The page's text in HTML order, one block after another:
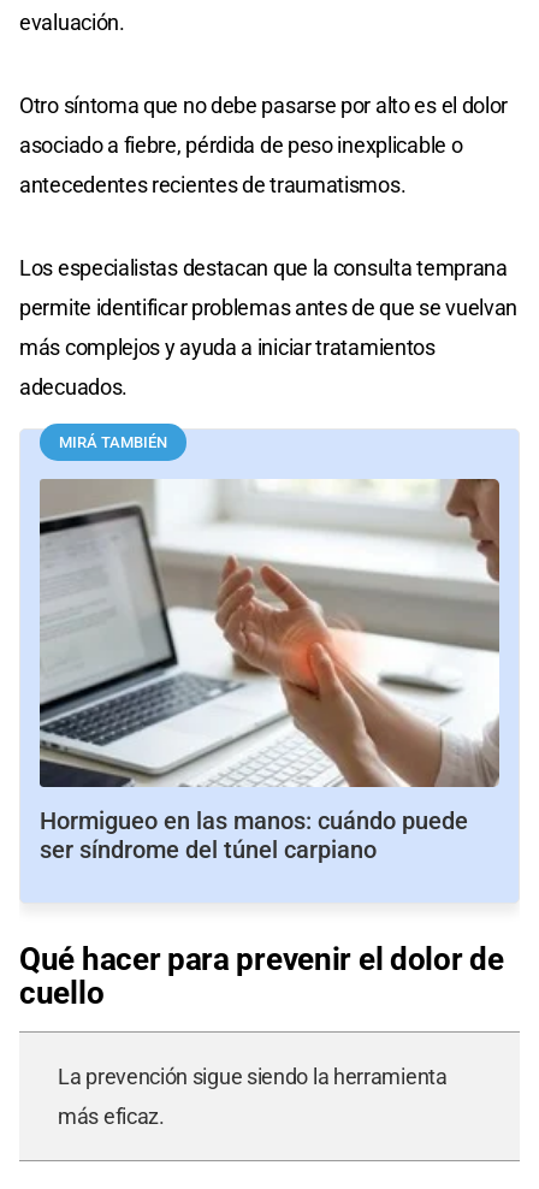
evaluación.
Otro síntoma que no debe pasarse por alto es el dolor
asociado a fiebre, pérdida de peso inexplicable o
antecedentes recientes de traumatismos.
Los especialistas destacan que la consulta temprana
permite identificar problemas antes de que se vuelvan
más complejos y ayuda a iniciar tratamientos
adecuados.
MIRÁ TAMBIÉN
Hormigueo en las manos: cuándo puede
ser síndrome del túnel carpiano
Qué hacer para prevenir el dolor de
cuello
La prevención sigue siendo la herramienta
más eficaz.